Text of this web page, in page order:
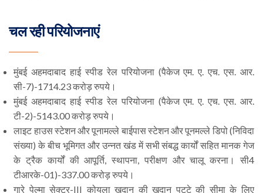
चल रही परियोजनाएं
मुंबई अहमदाबाद हाई स्पीड रेल परियोजना (पैकेज एम. ए. एच. एस. आर.
सी-7)-1714.23 करोड़ रुपये।
मुंबई अहमदाबाद हाई स्पीड रेल परियोजना (पैकेज एम. ए. एच. एस. आर.
टी-2)-5143.00 करोड़ रुपये।
लाइट हाउस स्टेशन और पूनामल्ले बाईपास स्टेशन और पूनमल्ले डिपो (निविदा
संख्या) के बीच भूमिगत और उन्नत खंड में सभी संबद्ध कार्यों सहित मानक गेज
के ट्रैक कार्यों की आपूर्ति, स्थापना, परीक्षण और चालू करना। सी4
टीआरके-01)-337.00 करोड़ रुपये।
गारे पेल्मा सेक्टर-III कोयला खदान की खदान पट्टे की सीमा के लिए